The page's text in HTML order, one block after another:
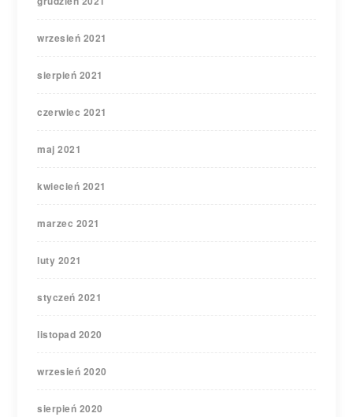
wrzesień 2021
sierpień 2021
czerwiec 2021
maj 2021
kwiecień 2021
marzec 2021
luty 2021
styczeń 2021
listopad 2020
wrzesień 2020
sierpień 2020